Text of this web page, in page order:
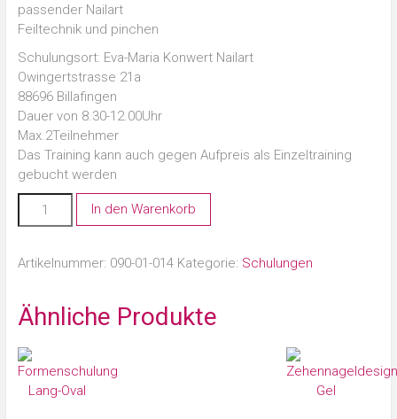
passender Nailart
Feiltechnik und pinchen
Schulungsort: Eva-Maria Konwert Nailart
Owingertstrasse 21a
88696 Billafingen
Dauer von 8.30-12.00Uhr
Max.2Teilnehmer
Das Training kann auch gegen Aufpreis als Einzeltraining
gebucht werden
In den Warenkorb
Artikelnummer: 090-01-014 Kategorie: Schulungen
Ähnliche Produkte